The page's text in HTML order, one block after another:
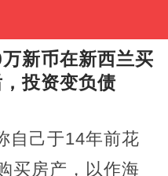
新币在新西兰买
投资变负债
自己于14年前花
买房产，以作海